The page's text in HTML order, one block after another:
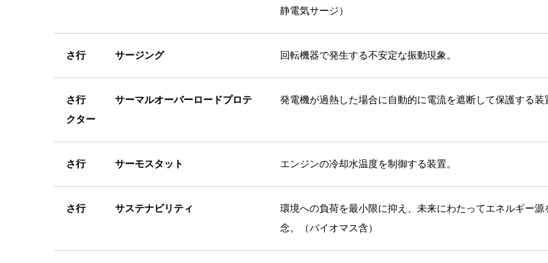
静電気サージ）
さ行 サージング 回転機器で発生する不安定な振動現象。
さ行 サーマルオーバーロードプロテ
クター
発電機が過熱した場合に自動的に電流を遮断して保護する装
さ行 サーモスタット エンジンの冷却水温度を制御する装置。
さ行 サステナビリティ
環境への負荷を最小限に抑え、未来にわたってエネルギー
念。（バイオマス含）